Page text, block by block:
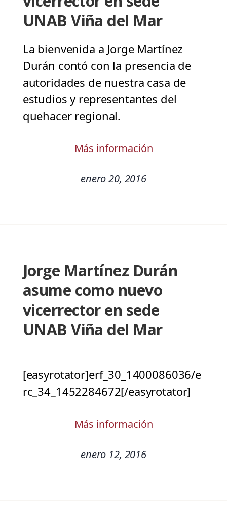
UNAB Viña del Mar
La bienvenida a Jorge Martínez
Durán contó con la presencia de
autoridades de nuestra casa de
estudios y representantes del
quehacer regional.
Más información
enero 20, 2016
Jorge Martínez Durán
asume como nuevo
vicerrector en sede
UNAB Viña del Mar
[easyrotator]erf_30_1400086036/e
rc_34_1452284672[/easyrotator]
Más información
enero 12, 2016